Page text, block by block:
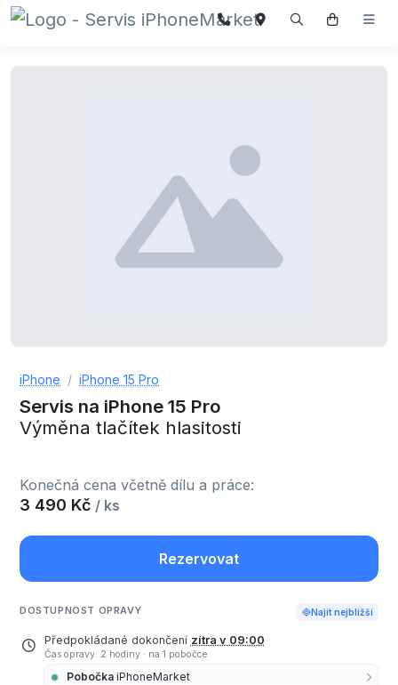
iPhone iPhone 15 Pro
Servis na iPhone 15 Pro
Výměna tlačítek hlasitosti
Konečná cena včetně dílu a práce:
3 490 Kč / ks
Rezervovat
DOSTUPNOST OPRAVY Najít nejbližší
Předpokládané dokončení zítra v 09:00
Čas opravy: 2 hodiny · na 1 pobočce
Pobočka iPhoneMarket